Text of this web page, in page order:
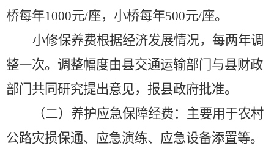
桥每年1000元/座，小桥每年500元/座。
小修保养费根据经济发展情况，每两年调
整一次。调整幅度由县交通运输部门与县财政
部门共同研究提出意见，报县政府批准。
（二）养护应急保障经费：主要用于农村
公路灾损保通、应急演练、应急设备添置等。